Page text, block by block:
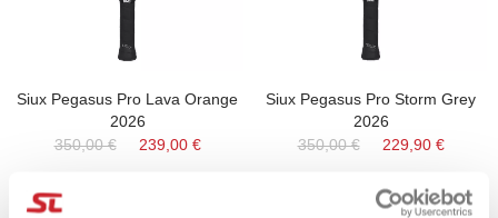
Siux Pegasus Pro Lava Orange
2026
350,00 €
239,00 €
Siux Pegasus Pro Storm Grey
2026
350,00 €
229,90 €